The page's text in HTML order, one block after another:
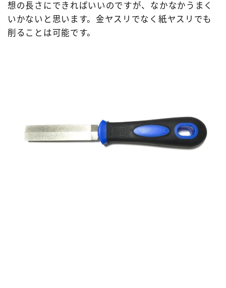
想の長さにできればいいのですが、なかなかうまく
いかないと思います。金ヤスリでなく紙ヤスリでも
削ることは可能です。